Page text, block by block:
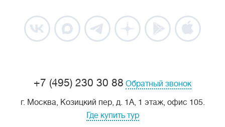
+7 (495) 230 30 88 Обратный звонок
г. Москва, Козицкий пер, д. 1А, 1 этаж, офис 105.
Где купить тур